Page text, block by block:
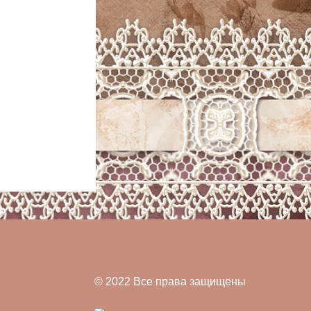
© 2022 Все права защищены